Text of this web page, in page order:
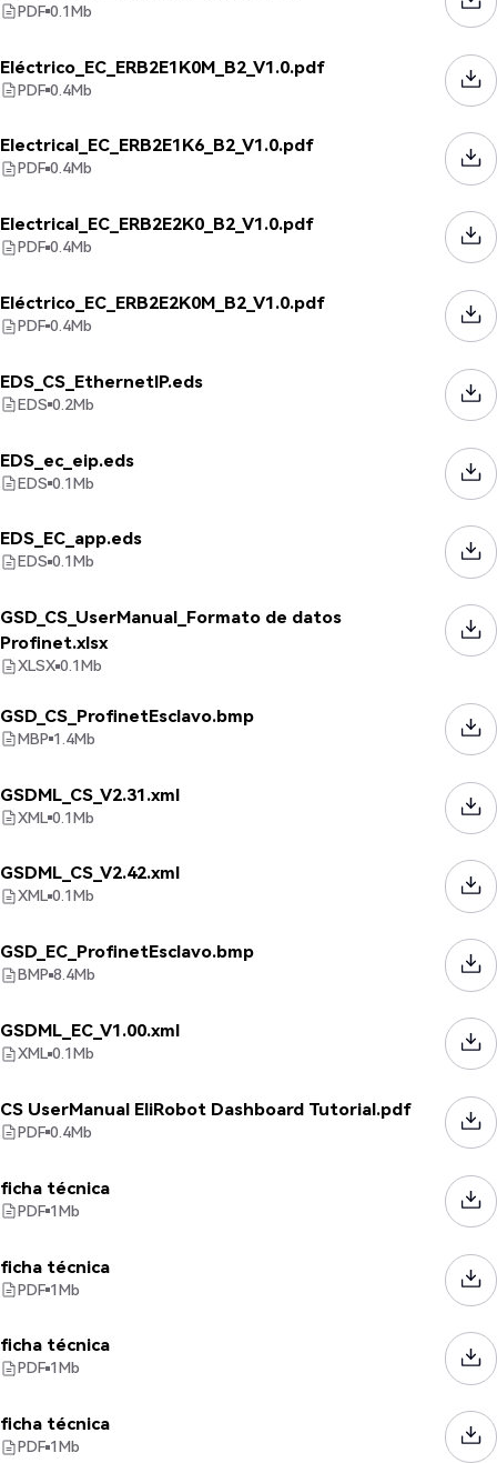
PDF 0.1Mb
Eléctrico_EC_ERB2E1K0M_B2_V1.0.pdf
PDF 0.4Mb
Electrical_EC_ERB2E1K6_B2_V1.0.pdf
PDF 0.4Mb
Electrical_EC_ERB2E2K0_B2_V1.0.pdf
PDF 0.4Mb
Eléctrico_EC_ERB2E2K0M_B2_V1.0.pdf
PDF 0.4Mb
EDS_CS_EthernetIP.eds
EDS 0.2Mb
EDS_ec_eip.eds
EDS 0.1Mb
EDS_EC_app.eds
EDS 0.1Mb
GSD_CS_UserManual_Formato de datos
Profinet.xlsx
XLSX 0.1Mb
GSD_CS_ProfinetEsclavo.bmp
MBP 1.4Mb
GSDML_CS_V2.31.xml
XML 0.1Mb
GSDML_CS_V2.42.xml
XML 0.1Mb
GSD_EC_ProfinetEsclavo.bmp
BMP 8.4Mb
GSDML_EC_V1.00.xml
XML 0.1Mb
CS UserManual EliRobot Dashboard Tutorial.pdf
PDF 0.4Mb
ficha técnica
PDF 1Mb
ficha técnica
PDF 1Mb
ficha técnica
PDF 1Mb
ficha técnica
PDF 1Mb